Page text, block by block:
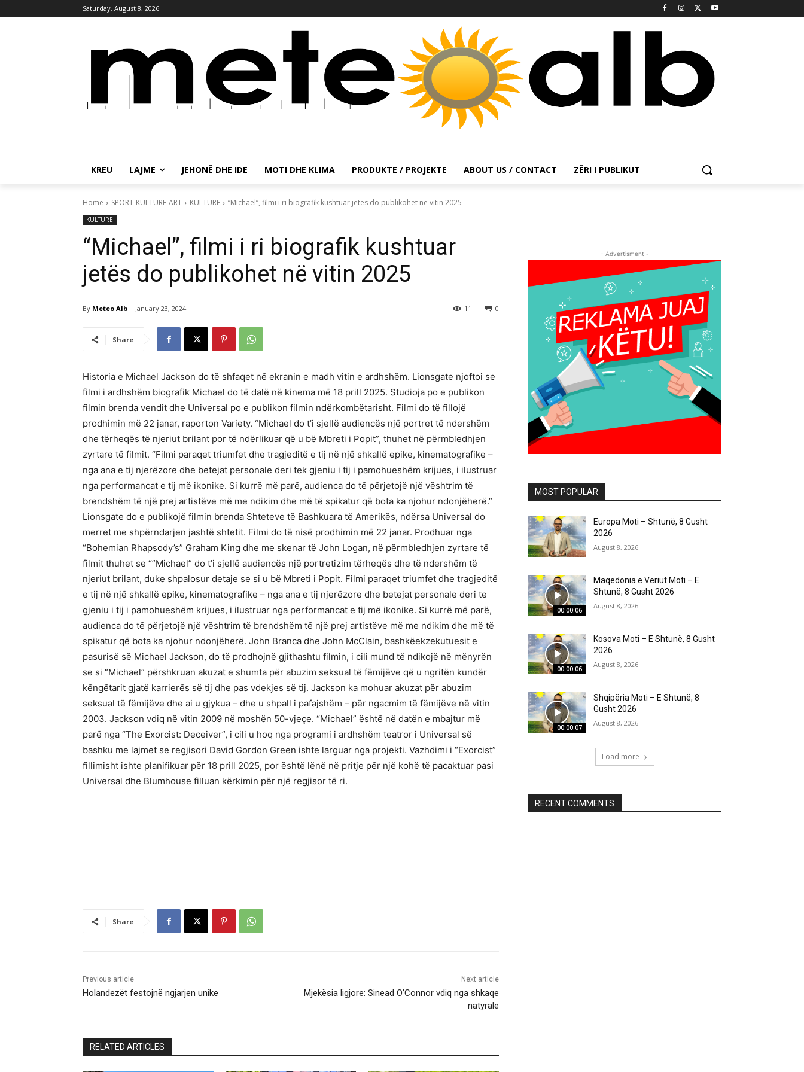
Saturday, August 8, 2026
KREU LAJME JEHONË DHE IDE MOTI DHE KLIMA PRODUKTE / PROJEKTE ABOUT US / CONTACT ZËRI I PUBLIKUT
Home SPORT-KULTURE-ART KULTURE “Michael”, filmi i ri biografik kushtuar jetës do publikohet në vitin 2025
KULTURE
“Michael”, filmi i ri biografik kushtuar
jetës do publikohet në vitin 2025
By Meteo Alb January 23, 2024 0
11
Share
Historia e Michael Jackson do të shfaqet në ekranin e madh vitin e ardhshëm. Lionsgate njoftoi se
filmi i ardhshëm biografik Michael do të dalë në kinema më 18 prill 2025. Studioja po e publikon
filmin brenda vendit dhe Universal po e publikon filmin ndërkombëtarisht. Filmi do të fillojë
prodhimin më 22 janar, raporton Variety. “Michael do t’i sjellë audiencës një portret të ndershëm
dhe tërheqës të njeriut brilant por të ndërlikuar që u bë Mbreti i Popit”, thuhet në përmbledhjen
zyrtare të filmit. “Filmi paraqet triumfet dhe tragjeditë e tij në një shkallë epike, kinematografike –
nga ana e tij njerëzore dhe betejat personale deri tek gjeniu i tij i pamohueshëm krijues, i ilustruar
nga performancat e tij më ikonike. Si kurrë më parë, audienca do të përjetojë një vështrim të
brendshëm të një prej artistëve më me ndikim dhe më të spikatur që bota ka njohur ndonjëherë.”
Lionsgate do e publikojë filmin brenda Shteteve të Bashkuara të Amerikës, ndërsa Universal do
merret me shpërndarjen jashtë shtetit. Filmi do të nisë prodhimin më 22 janar. Prodhuar nga
“Bohemian Rhapsody’s” Graham King dhe me skenar të John Logan, në përmbledhjen zyrtare të
filmit thuhet se “”Michael” do t’i sjellë audiencës një portretizim tërheqës dhe të ndershëm të
njeriut brilant, duke shpalosur detaje se si u bë Mbreti i Popit. Filmi paraqet triumfet dhe tragjeditë
e tij në një shkallë epike, kinematografike – nga ana e tij njerëzore dhe betejat personale deri te
gjeniu i tij i pamohueshëm krijues, i ilustruar nga performancat e tij më ikonike. Si kurrë më parë,
audienca do të përjetojë një vështrim të brendshëm të një prej artistëve më me ndikim dhe më të
spikatur që bota ka njohur ndonjëherë. John Branca dhe John McClain, bashkëekzekutuesit e
pasurisë së Michael Jackson, do të prodhojnë gjithashtu filmin, i cili mund të ndikojë në mënyrën
se si “Michael” përshkruan akuzat e shumta për abuzim seksual të fëmijëve që u ngritën kundër
këngëtarit gjatë karrierës së tij dhe pas vdekjes së tij. Jackson ka mohuar akuzat për abuzim
seksual të fëmijëve dhe ai u gjykua – dhe u shpall i pafajshëm – për ngacmim të fëmijëve në vitin
2003. Jackson vdiq në vitin 2009 në moshën 50-vjeçe. “Michael” është në datën e mbajtur më
parë nga “The Exorcist: Deceiver”, i cili u hoq nga programi i ardhshëm teatror i Universal së
bashku me lajmet se regjisori David Gordon Green ishte larguar nga projekti. Vazhdimi i “Exorcist”
fillimisht ishte planifikuar për 18 prill 2025, por është lënë në pritje për një kohë të pacaktuar pasi
Universal dhe Blumhouse filluan kërkimin për një regjisor të ri.
Share
Previous article
Holandezët festojnë ngjarjen unike
Next article
Mjekësia ligjore: Sinead O’Connor vdiq nga shkaqe
natyrale
RELATED ARTICLES
- Advertisment -
MOST POPULAR
Europa Moti – Shtunë, 8 Gusht
2026
August 8, 2026
00:00:06
Maqedonia e Veriut Moti – E
Shtunë, 8 Gusht 2026
August 8, 2026
00:00:06
Kosova Moti – E Shtunë, 8 Gusht
2026
August 8, 2026
00:00:07
Shqipëria Moti – E Shtunë, 8
Gusht 2026
August 8, 2026
Load more
RECENT COMMENTS